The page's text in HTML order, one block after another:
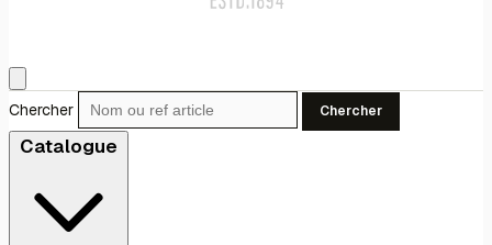
Chercher Chercher
Catalogue